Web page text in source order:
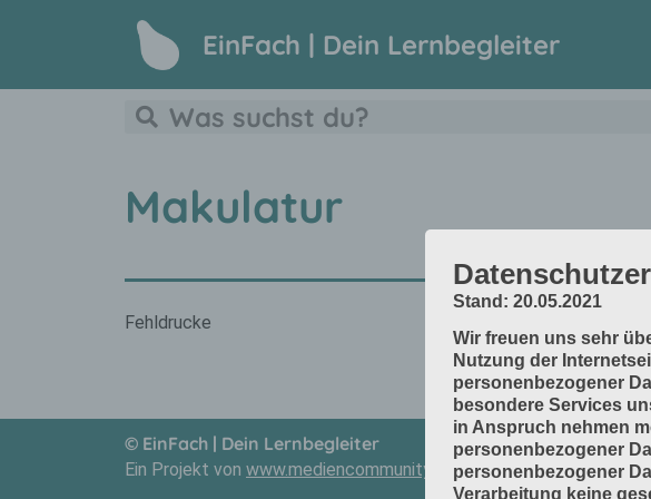
EinFach | Dein Lernbegleiter
Makulatur
Fehldrucke
© EinFach | Dein Lernbegleiter
Ein Projekt von www.mediencommunity.de undwww.inprod2.de
Stand: 20.05.2021
Wir freuen uns sehr
Nutzung der
personenbezogener
besondere Services
in Anspruch nehmen
personenbezogener
personenbezogener
Verarbeitung keine